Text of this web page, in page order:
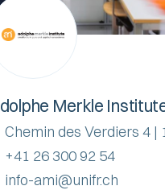
Merkle
Chemin des Verdiers 4 |
+41 26 300 92 54
info-ami@unifr.ch